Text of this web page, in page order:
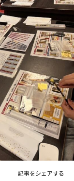
記事をシェアする